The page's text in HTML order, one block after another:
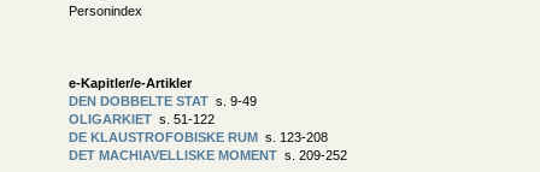
Personindex
e-Kapitler/e-Artikler
DEN DOBBELTE STAT s. 9-49
OLIGARKIET s. 51-122
DE KLAUSTROFOBISKE RUM s. 123-208
DET MACHIAVELLISKE MOMENT s. 209-252